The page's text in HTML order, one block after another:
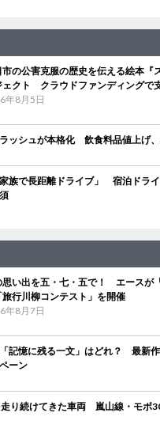
市の公害克服の歴史を伝える絵本『
ェクト クラウドファンディングで
年8月5日
ラッシュが本格化 飲食料品値上げ
族で長距離ドライブ」 宿泊ドラ
思い出を五・七・五で！ エースが
旅行川柳コンテスト」を開催
年8月7日
記憶に残る一文」はどれ？ 最新
ーン
り続けてきた車両 嵐山線・モボ